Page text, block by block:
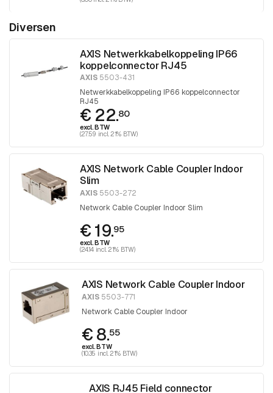
Diversen
AXIS Netwerkkabelkoppeling IP66
koppelconnector RJ45
AXIS 5503-431
Netwerkkabelkoppeling IP66 koppelconnector
RJ45
€ 22.80
excl. BTW
(27.59 incl. 21% BTW)
AXIS Network Cable Coupler Indoor
Slim
AXIS 5503-272
Network Cable Coupler Indoor Slim
€ 19.95
excl. BTW
(24.14 incl. 21% BTW)
AXIS Network Cable Coupler Indoor
AXIS 5503-771
Network Cable Coupler Indoor
€ 8.55
excl. BTW
(10.35 incl. 21% BTW)
AXIS RJ45 Field connector